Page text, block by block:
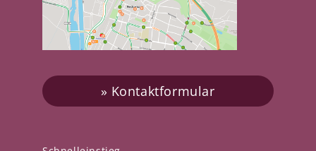
Kontaktformular